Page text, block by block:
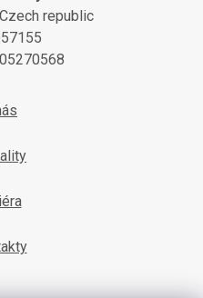
republic